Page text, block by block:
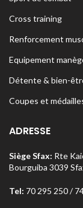
Cross training
Renforcement
Equipement
Détente & bien-
Coupes et
ADRESSE
Siège Sfax: Rte
Bourguiba 3039
Tel: 70 295 250 /